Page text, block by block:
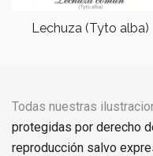
Lechuza (Tyto alba)
Todas nuestras
protegidas por derecho
reproducción salvo